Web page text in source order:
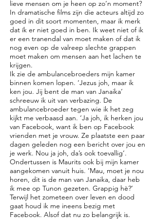
lieve mensen om je heen op zo’n moment?
In dramatische films zijn die acteurs altijd zo
goed in dit soort momenten, maar ik merk
dat ík er niet goed in ben. Ik weet niet of ik
er een tranendal van moet maken of dat ik
nog even op de valreep slechte grappen
moet maken om mensen aan het lachen te
krijgen.
Ik zie de ambulancebroeders mijn kamer
binnen komen lopen. ‘Jezus joh, maar ik
ken jou. Jij bent de man van Janaika’
schreeuw ik uit van verbazing. De
ambulancebroeder tegen wie ik het zeg
kijkt me verbaasd aan. ‘Ja joh, ik herken jou
van Facebook, want ik ben op Facebook
vrienden met je vrouw. Ze plaatste een paar
dagen geleden nog een bericht over jou en
je werk. Nou ja joh, da’s ook toevallig’.
Ondertussen is Maurits ook bij mijn kamer
aangekomen vanuit huis. ‘Mau, moet je nou
horen, dit is de man van Janaika, daar heb
ik mee op Tunon gezeten. Grappig hè?’
Terwijl het zometeen over leven en dood
gaat houd ik me ineens bezig met
Facebook. Alsof dat nu zo belangrijk is.